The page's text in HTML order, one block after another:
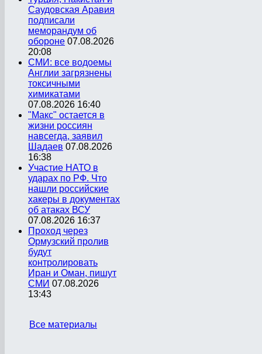
Саудовская Аравия
подписали
меморандум об
обороне 07.08.2026
20:08
СМИ: все водоемы
Англии загрязнены
токсичными
химикатами
07.08.2026 16:40
"Макс" остается в
жизни россиян
навсегда, заявил
Шадаев 07.08.2026
16:38
Участие НАТО в
ударах по РФ. Что
нашли российские
хакеры в документах
об атаках ВСУ
07.08.2026 16:37
Проход через
Ормузский пролив
будут
контролировать
Иран и Оман, пишут
СМИ 07.08.2026
13:43
Все материалы